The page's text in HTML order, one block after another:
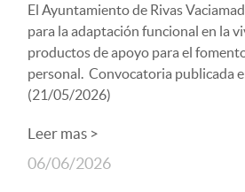
El Ayuntamiento de Rivas
para la adaptación funcional en la
productos de apoyo para el
personal. Convocatoria publicada
(21/05/2026)
Leer mas >
06/06/2026